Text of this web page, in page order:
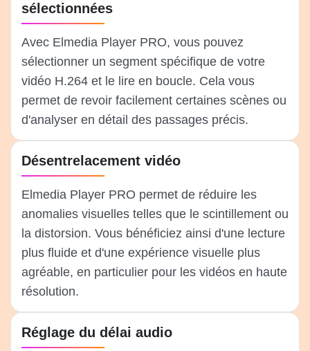
sélectionnées
Avec Elmedia Player PRO, vous pouvez
sélectionner un segment spécifique de votre
vidéo H.264 et le lire en boucle. Cela vous
permet de revoir facilement certaines scènes ou
d'analyser en détail des passages précis.
Désentrelacement vidéo
Elmedia Player PRO permet de réduire les
anomalies visuelles telles que le scintillement ou
la distorsion. Vous bénéficiez ainsi d'une lecture
plus fluide et d'une expérience visuelle plus
agréable, en particulier pour les vidéos en haute
résolution.
Réglage du délai audio